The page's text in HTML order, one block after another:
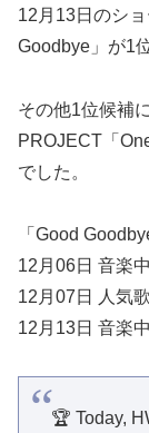
12月13日のシ
Goodbye」が1
その他1位候補
PROJECT「
でした。
「Good
12月06日 音楽
12月07日 人気
12月13日 音楽
🏆 Today,